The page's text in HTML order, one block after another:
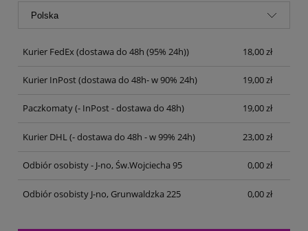
Kurier FedEx(dostawa do 48h (95% 24h)) 18,00 zł
Kurier InPost(dostawa do 48h- w 90% 24h) 19,00 zł
Paczkomaty(- InPost - dostawa do 48h) 19,00 zł
Kurier DHL(- dostawa do 48h - w 99% 24h) 23,00 zł
Odbiór osobisty - J-no, Św.Wojciecha 95 0,00 zł
Odbiór osobisty J-no, Grunwaldzka 225 0,00 zł